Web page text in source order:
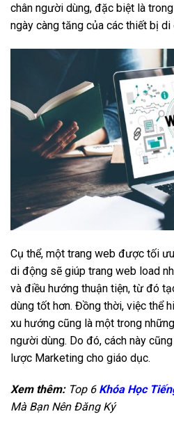
chân người dùng, đặc biệt là
ngày càng tăng của các thiết bị
Cụ thể, một trang web được tối
di động sẽ giúp trang web load
và điều hướng thuận tiện, từ đó
dùng tốt hơn. Đồng thời, việc thể
xu hướng cũng là một trong
người dùng. Do đó, cách này
lược Marketing cho giáo dục.
Xem thêm:Top 6 Khóa Học
Mà Bạn Nên Đăng Ký